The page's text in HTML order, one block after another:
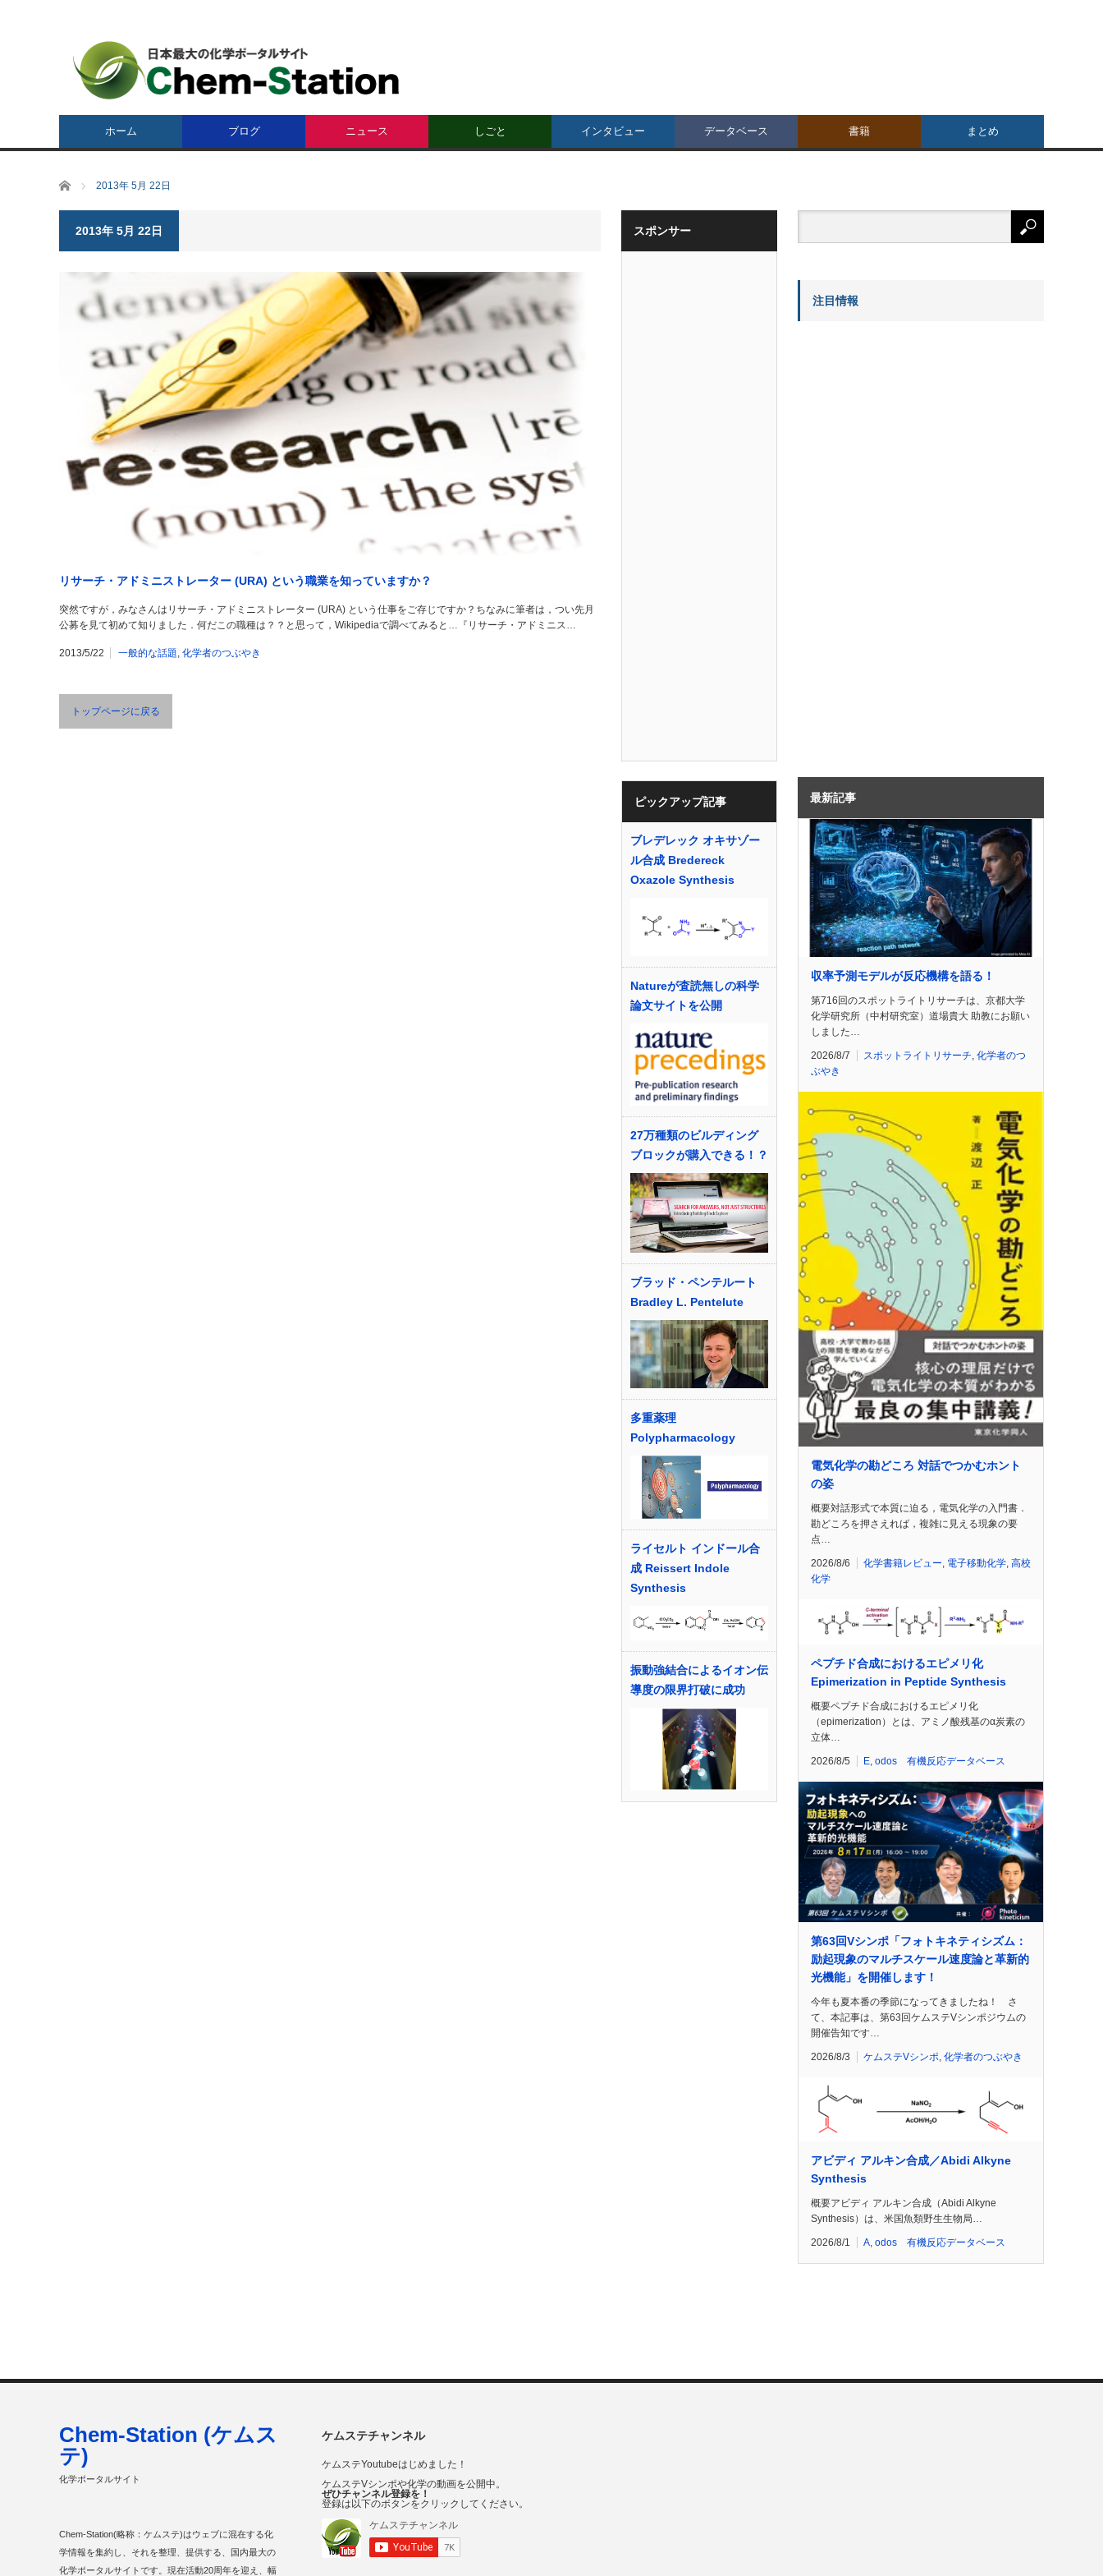
ホーム ブログ ニュース しごと インタビュー データベース 書籍 まとめ
ホーム 2013年 5月 22日
2013年 5月 22日
リサーチ・アドミニストレーター (URA) という職業を知っていますか？
突然ですが，みなさんはリサーチ・アドミニストレーター (URA) という仕事をご存じですか？ちなみに筆者は，つい先月
公募を見て初めて知りました．何だこの職種は？？と思って，Wikipediaで調べてみると…『リサーチ・アドミニス…
2013/5/22 一般的な話題, 化学者のつぶやき
トップページに戻る
スポンサー
ピックアップ記事
ブレデレック オキサゾー
ル合成 Bredereck
Oxazole Synthesis
Natureが査読無しの科学
論文サイトを公開
27万種類のビルディング
ブロックが購入できる！？
ブラッド・ペンテルート
Bradley L. Pentelute
多重薬理
Polypharmacology
ライセルト インドール合
成 Reissert Indole
Synthesis
振動強結合によるイオン伝
導度の限界打破に成功
注目情報
最新記事
収率予測モデルが反応機構を語る！
第716回のスポットライトリサーチは、京都大学
化学研究所（中村研究室）道場貴大 助教にお願い
しました…
2026/8/7 スポットライトリサーチ 化学者のつ
ぶやき
電気化学の勘どころ 対話でつかむホント
の姿
概要対話形式で本質に迫る，電気化学の入門書．
勘どころを押さえれば，複雑に見える現象の要
点…
2026/8/6 化学書籍レビュー 電子移動化学 高校
化学
ペプチド合成におけるエピメリ化
Epimerization in Peptide Synthesis
概要ペプチド合成におけるエピメリ化
（epimerization）とは、アミノ酸残基のα炭素の
立体…
2026/8/5 E odos 有機反応データベース
第63回Vシンポ「フォトキネティシズム：
励起現象のマルチスケール速度論と革新的
光機能」を開催します！
今年も夏本番の季節になってきましたね！ さ
て、本記事は、第63回ケムステVシンポジウムの
開催告知です…
2026/8/3 ケムステVシンポ, 化学者のつぶやき
アビディ アルキン合成／Abidi Alkyne
Synthesis
概要アビディ アルキン合成（Abidi Alkyne
Synthesis）は、米国魚類野生生物局…
2026/8/1 A, odos 有機反応データベース
ケムステチャンネル
ケムステYoutubeはじめました！
ケムステVシンポや化学の動画を公開中。
ぜひチャンネル登録を！
登録は以下のボタンをクリックしてください。
Chem-Station (ケムス
テ)
化学ポータルサイト
Chem-Station(略称：ケムステ)はウェブに混在する化
学情報を集約し、それを整理、提供する、国内最大の
化学ポータルサイトです。現在活動20周年を迎え、幅